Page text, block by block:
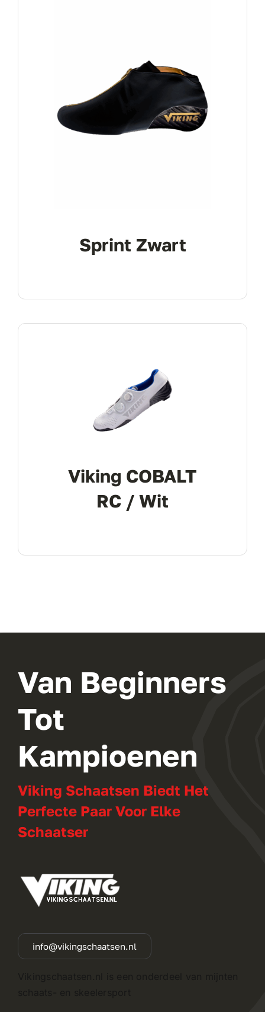
Sprint Zwart
Viking COBALT
RC / Wit
Van Beginners
Tot
Kampioenen
Viking Schaatsen Biedt Het
Perfecte Paar Voor Elke
Schaatser
info@vikingschaatsen.nl